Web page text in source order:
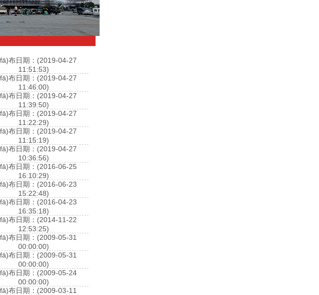
布日期：(2019-04-27
11:51:53)
布日期：(2019-04-27
11:46:00)
布日期：(2019-04-27
11:39:50)
布日期：(2019-04-27
11:22:29)
布日期：(2019-04-27
11:15:19)
布日期：(2019-04-27
10:36:56)
布日期：(2016-06-25
16:10:29)
布日期：(2016-06-23
15:22:48)
布日期：(2016-04-23
16:35:18)
布日期：(2014-11-22
12:53:25)
布日期：(2009-05-31
00:00:00)
布日期：(2009-05-31
00:00:00)
布日期：(2009-05-24
00:00:00)
布日期：(2009-03-11